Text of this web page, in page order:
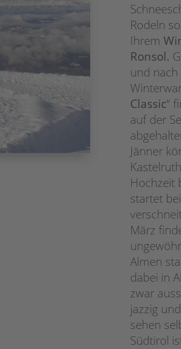
Rodeln
Ihrem
Ronsol.
und
Classic“
auf der
Jänner
Hochzeit
startet
März
Almen
dabei in
zwar
jazzig
sehen
Südtirol